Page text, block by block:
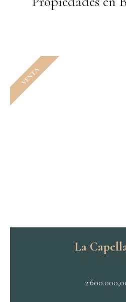
VENTA
La